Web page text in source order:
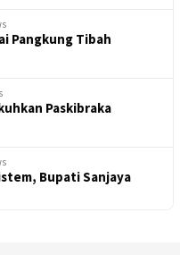
Pangkung Tibah
Paskibraka
Bupati Sanjaya